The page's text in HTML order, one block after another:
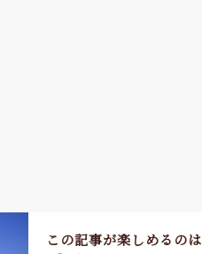
この記事が楽しめるのは